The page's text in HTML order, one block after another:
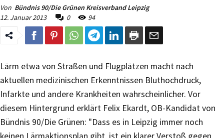
Von Bündnis 90/Die Grünen Kreisverband Leipzig
12. Januar 2013
0 94
Lärm etwa von Straßen und Flugplätzen macht nach
aktuellen medizinischen Erkenntnissen Bluthochdruck,
Infarkte und andere Krankheiten wahrscheinlicher. Vor
diesem Hintergrund erklärt Felix Ekardt, OB-Kandidat von
Bündnis 90/Die Grünen: "Dass es in Leipzig immer noch